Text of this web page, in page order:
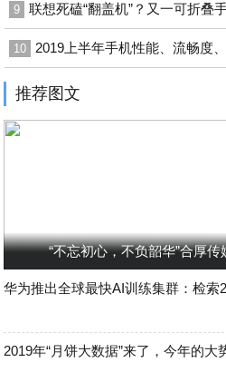
9 联想死磕“翻盖机”？又一可折叠
10 2019上半年手机性能、流畅度
推荐图文
“不忘初心，不负韶华”合厚传
华为推出全球最快AI训练集群：检索
2019年“月饼大数据”来了，今年的大